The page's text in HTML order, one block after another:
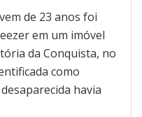
de 23 anos foi
em um imóvel
da Conquista, no
como
havia